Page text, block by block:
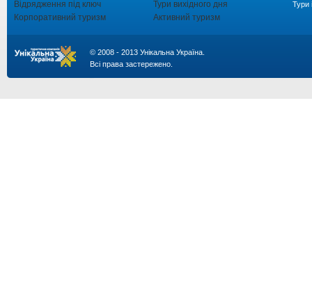
Відрядження під ключ
Корпоративний туризм
Тури вихідного дня
Активний туризм
Тури
© 2008 - 2013 Унікальна Україна.
Всі права застережено.